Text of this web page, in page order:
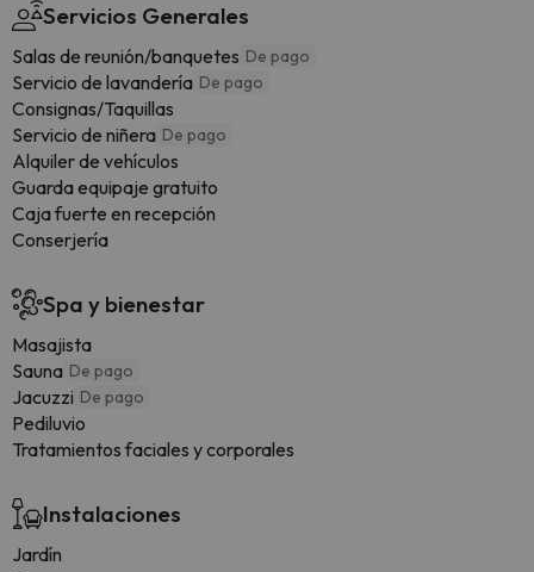
Servicios Generales
Salas de reunión/banquetes De pago
Servicio de lavandería De pago
Consignas/Taquillas
Servicio de niñera De pago
Alquiler de vehículos
Guarda equipaje gratuito
Caja fuerte en recepción
Conserjería
Spa y bienestar
Masajista
Sauna De pago
Jacuzzi De pago
Pediluvio
Tratamientos faciales y corporales
Instalaciones
Jardín